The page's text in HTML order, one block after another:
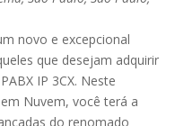
novo e excepcional
que desejam adquirir
IP 3CX. Neste
Nuvem, você terá a
do renomado